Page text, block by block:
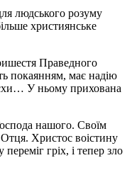
людського розуму
християнське
Праведного
покаянням, має надію
У ньому прихована
нашого. Своїм
Христос воістину
гріх, і тепер зло